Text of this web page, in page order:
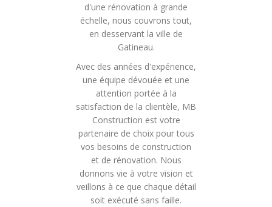
d'une rénovation à grande
échelle, nous couvrons tout,
en desservant la ville de
Gatineau.
Avec des années d'expérience,
une équipe dévouée et une
attention portée à la
satisfaction de la clientèle, MB
Construction est votre
partenaire de choix pour tous
vos besoins de construction
et de rénovation. Nous
donnons vie à votre vision et
veillons à ce que chaque détail
soit exécuté sans faille.